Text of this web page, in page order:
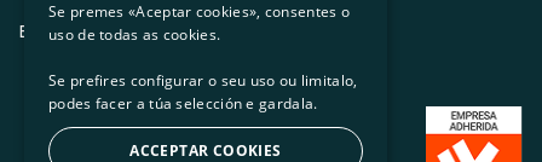
Trabaja con nosotros
ES CAGLEU
Se premes «Aceptar cookies», consentes o
uso de todas as cookies.
Se prefires configurar o seu uso ou limitalo,
podes facer a túa selección e gardala.
ACCEPTAR COOKIES